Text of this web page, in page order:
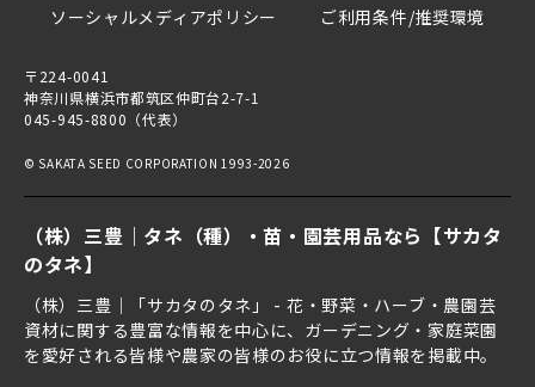
（株）三豊｜タネ（種）・苗・園芸用品なら【サカタ
のタネ】
（株）三豊｜「サカタのタネ」 - 花・野菜・ハーブ・農園芸
資材に関する豊富な情報を中心に、ガーデニング・家庭菜園
を愛好される皆様や農家の皆様のお役に立つ情報を掲載中。
ソーシャルメディアポリシー
ご利用条件/推奨環境
〒224-0041
神奈川県横浜市都筑区仲町台2-7-1
045-945-8800（代表）
© SAKATA SEED CORPORATION 1993-2026